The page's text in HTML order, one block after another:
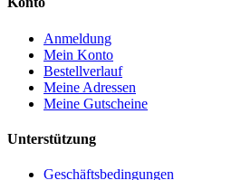
Anmeldung
Mein Konto
Bestellverlauf
Meine Adressen
Meine Gutscheine
Unterstützung
Geschäftsbedingungen